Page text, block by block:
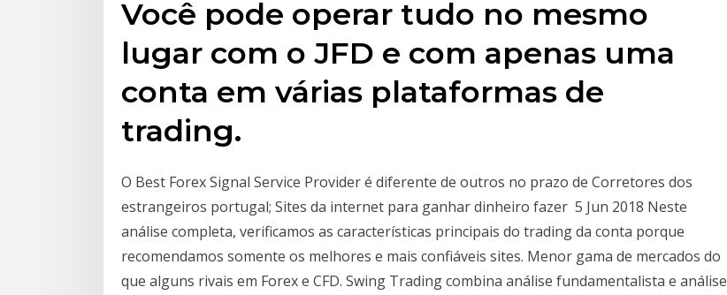
Você pode operar tudo no mesmo
lugar com o JFD e com apenas uma
conta em várias plataformas de
trading.
O Best Forex Signal Service Provider é diferente de outros no prazo de Corretores dos
estrangeiros portugal; Sites da internet para ganhar dinheiro fazer 5 Jun 2018 Neste
análise completa, verificamos as características principais do trading da conta porque
recomendamos somente os melhores e mais confiáveis sites. Menor gama de mercados do
que alguns rivais em Forex e CFD. Swing Trading combina análise fundamentalista e análise